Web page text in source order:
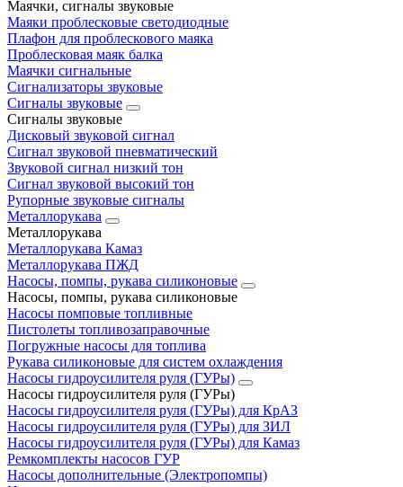
Маячки, сигналы звуковые
Маяки проблесковые светодиодные
Плафон для проблескового маяка
Проблесковая маяк балка
Маячки сигнальные
Сигнализаторы звуковые
Сигналы звуковые
Сигналы звуковые
Дисковый звуковой сигнал
Сигнал звуковой пневматический
Звуковой сигнал низкий тон
Сигнал звуковой высокий тон
Рупорные звуковые сигналы
Металлорукава
Металлорукава
Металлорукава Камаз
Металлорукава ПЖД
Насосы, помпы, рукава силиконовые
Насосы, помпы, рукава силиконовые
Насосы помповые топливные
Пистолеты топливозаправочные
Погружные насосы для топлива
Рукава силиконовые для систем охлаждения
Насосы гидроусилителя руля (ГУРы)
Насосы гидроусилителя руля (ГУРы)
Насосы гидроусилителя руля (ГУРы) для КрАЗ
Насосы гидроусилителя руля (ГУРы) для ЗИЛ
Насосы гидроусилителя руля (ГУРы) для Камаз
Ремкомплекты насосов ГУР
Насосы дополнительные (Электропомпы)